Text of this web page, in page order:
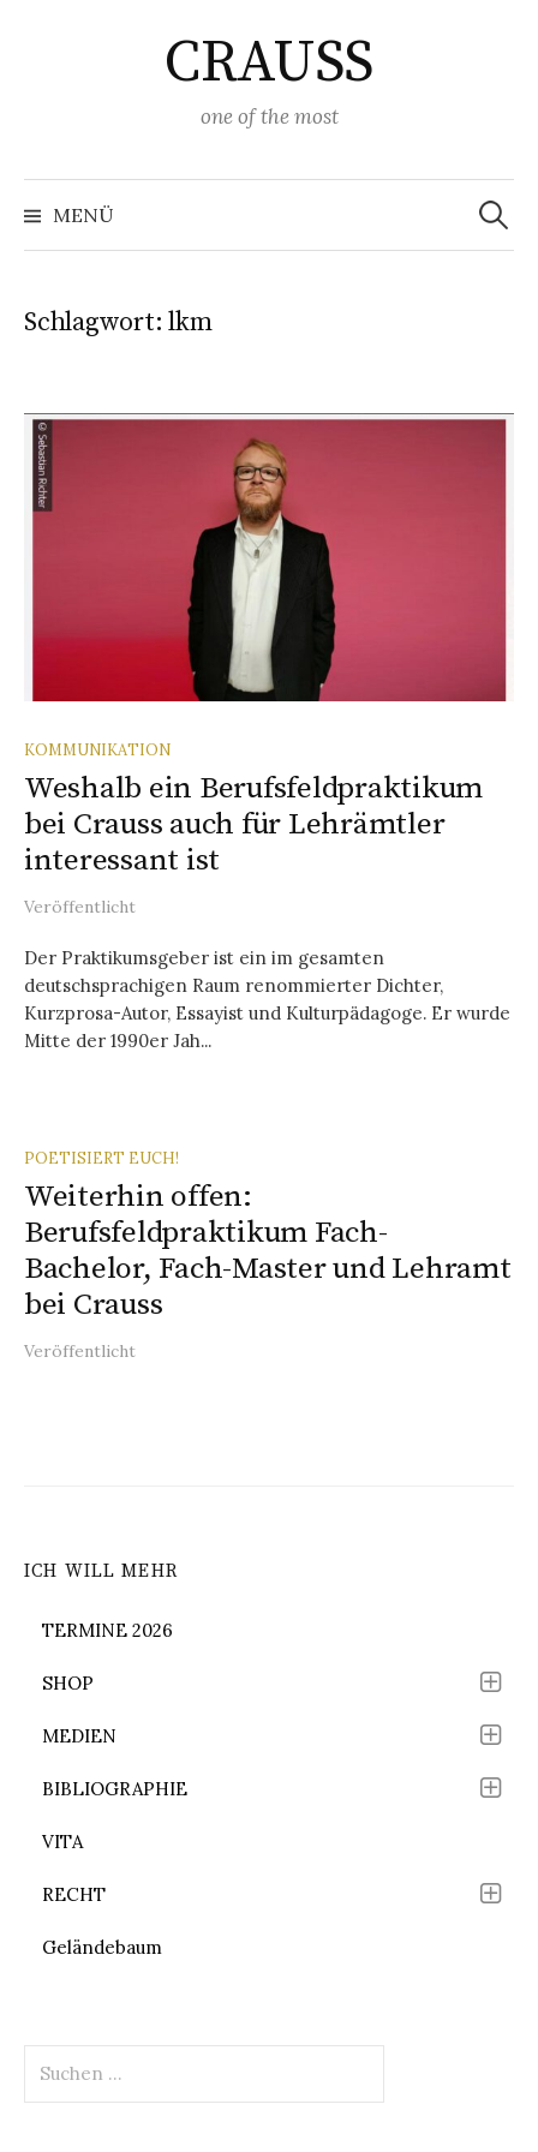
CRAUSS
one of the most
MENÜ
Suchen
nach:
Schlagwort:lkm
KOMMUNIKATION
Weshalb ein Berufsfeldpraktikum
bei Crauss auch für Lehrämtler
interessant ist
Veröffentlicht
Der Praktikumsgeber ist ein im gesamten
deutschsprachigen Raum renommierter Dichter,
Kurzprosa-Autor, Essayist und Kulturpädagoge. Er wurde
Mitte der 1990er Jah...
POETISIERT EUCH!
Weiterhin offen:
Berufsfeldpraktikum Fach-
Bachelor, Fach-Master und Lehramt
bei Crauss
Veröffentlicht
ICH WILL MEHR
TERMINE 2026
SHOP
MEDIEN
BIBLIOGRAPHIE
VITA
RECHT
Geländebaum
nach: